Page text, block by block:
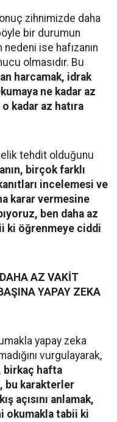
zihnimizde daha
bir durumun
ise hafızanın
olmasıdır. Bu
harcamak, idrak
ne kadar az
kadar az hatıra
tehdit olduğunu
birçok farklı
incelemesi ve
karar vermesine
ben daha az
ki öğrenmeye ciddi
AZ VAKİT
YAPAY ZEKA
yapay zeka
vurgulayarak,
birkaç hafta
bu karakterler
açısını anlamak,
okumakla tabii ki